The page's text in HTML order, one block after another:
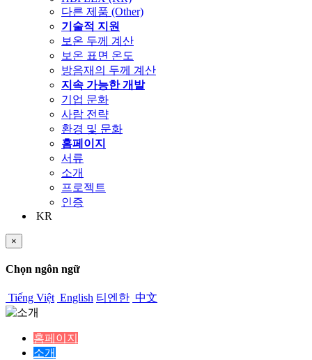
다른 제품 (Other)
기술적 지원
보온 두께 계산
보온 표면 온도
방음재의 두께 계산
지속 가능한 개발
기업 문화
사람 전략
환경 및 문화
홈페이지
서류
소개
프로젝트
인증
KR
×
Chọn ngôn ngữ
Tiếng Việt English 티엔한 中文
홈페이지
소개